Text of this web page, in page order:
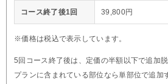
コース終了後1回 39,800円
※価格は税込で表示しています。
5回コース終了後は、定価の半額以下で追加脱
プランに含まれている部位なら単部位で追加